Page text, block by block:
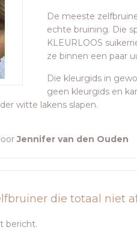
De meeste
echte bruining. Die
KLEURLOOS
ze binnen een paar
Die kleurgids in
geen kleurgids en
witte lakens slapen.
Jennifer van den Ouden
die totaal niet
bericht.